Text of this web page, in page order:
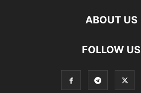
ABOUT US
FOLLOW US